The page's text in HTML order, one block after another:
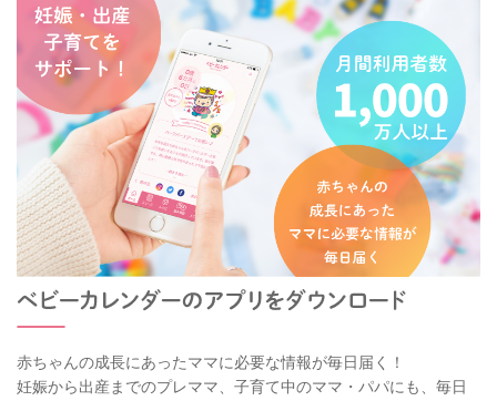
赤ちゃんの成長にあったママに必要な情報が毎日届く！
妊娠から出産までのプレママ、子育て中のママ・パパにも、毎日